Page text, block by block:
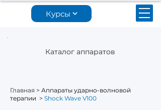
Курсы
Каталог аппаратов
Главная > Аппараты ударно-волновой
терапии > Shock Wave V100